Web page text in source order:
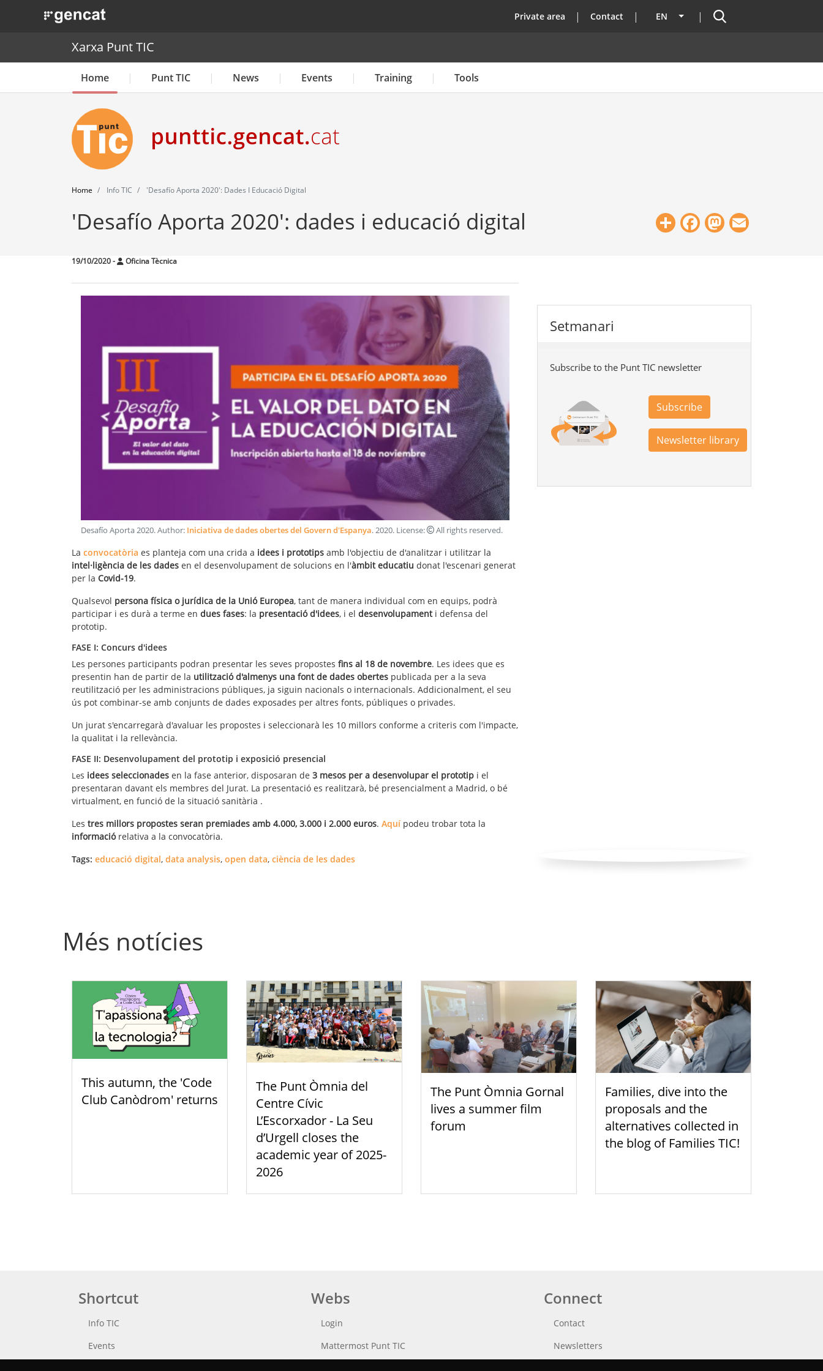
. Obre en una nova finestra. top
Private area Contact EN List additional actions
Search
Xarxa Punt TIC
Home Punt TIC News Events Training Tools
Home Info TIC 'Desafío Aporta 2020': Dades I Educació Digital
'Desafío Aporta 2020': dades i educació digital ShareFacebook
Mastodon
19/10/2020- Oficina Tècnica
Desafío Aporta 2020. Author: Iniciativa de dades obertes del Govern d'Espanya.2020. License: All rights reserved.
La convocatòria es planteja com una crida a idees i prototips amb l'objectiu de d'analitzar i utilitzar la
intel·ligència de les dades en el desenvolupament de solucions en l'àmbit educatiu donat l'escenari generat
per la Covid-19.
Qualsevol persona física o jurídica de la Unió Europea, tant de manera individual com en equips, podrà
participar i es durà a terme en dues fases: la presentació d'idees, i el desenvolupament i defensa del
prototip.
FASE I: Concurs d'idees
Les persones participants podran presentar les seves propostes fins al 18 de novembre. Les idees que es
presentin han de partir de la utilització d'almenys una font de dades obertes publicada per a la seva
reutilització per les administracions públiques, ja siguin nacionals o internacionals. Addicionalment, el seu
ús pot combinar-se amb conjunts de dades exposades per altres fonts, públiques o privades.
Un jurat s'encarregarà d'avaluar les propostes i seleccionarà les 10 millors conforme a criteris com l'impacte,
la qualitat i la rellevància.
FASE II: Desenvolupament del prototip i exposició presencial
Les idees seleccionades en la fase anterior, disposaran de 3 mesos per a desenvolupar el prototip i el
presentaran davant els membres del Jurat. La presentació es realitzarà, bé presencialment a Madrid, o bé
virtualment, en funció de la situació sanitària .
Les tres millors propostes seran premiades amb 4.000, 3.000 i 2.000 euros. Aquí podeu trobar tota la
informació relativa a la convocatòria.
Tags: educació digital, data analysis, open data, ciència de les dades
Setmanari
Subscribe to the Punt TIC newsletter
Subscribe
Newsletter library
Més notícies
This autumn, the 'Code
Club Canòdrom' returns
The Punt Òmnia del
Centre Cívic
L’Escorxador - La Seu
d’Urgell closes the
academic year of 2025-
2026
The Punt Òmnia Gornal
lives a summer film
forum
Families, dive into the
proposals and the
alternatives collected in
the blog of Families TIC!
Shortcut
Info TIC
Events
Webs
Login
Mattermost Punt TIC
Connect
Contact
Newsletters